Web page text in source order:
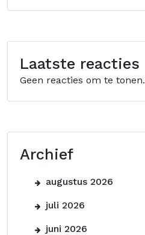
Laatste reacties
Geen reacties om te tonen.
Archief
augustus 2026
juli 2026
juni 2026